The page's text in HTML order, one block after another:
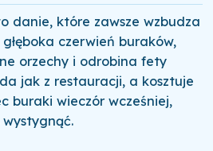
danie, które zawsze wzbudza
czerwień buraków,
orzechy i odrobina fety
jak z restauracji, a kosztuje
buraki wieczór wcześniej,
wystygnąć.